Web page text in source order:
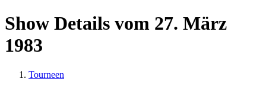
Show Details vom 27. März
1983
Tourneen